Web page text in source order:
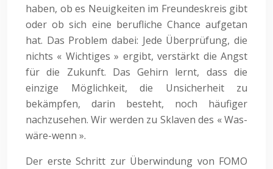
haben, ob es Neuigkeiten im Freundeskreis gibt
oder ob sich eine berufliche Chance aufgetan
hat. Das Problem dabei: Jede Überprüfung, die
nichts « Wichtiges » ergibt, verstärkt die Angst
für die Zukunft. Das Gehirn lernt, dass die
einzige Möglichkeit, die Unsicherheit zu
bekämpfen, darin besteht, noch häufiger
nachzusehen. Wir werden zu Sklaven des « Was-
wäre-wenn ».
Der erste Schritt zur Überwindung von FOMO